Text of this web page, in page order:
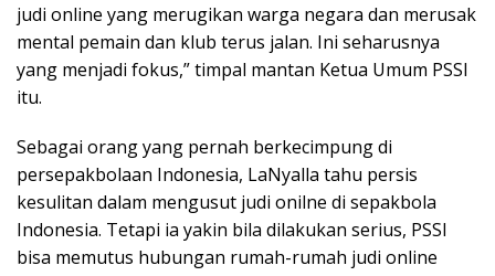
judi online yang merugikan warga negara dan merusak
mental pemain dan klub terus jalan. Ini seharusnya
yang menjadi fokus,” timpal mantan Ketua Umum PSSI
itu.
Sebagai orang yang pernah berkecimpung di
persepakbolaan Indonesia, LaNyalla tahu persis
kesulitan dalam mengusut judi onilne di sepakbola
Indonesia. Tetapi ia yakin bila dilakukan serius, PSSI
bisa memutus hubungan rumah-rumah judi online